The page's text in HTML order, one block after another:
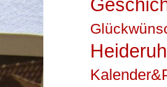
Heideruh